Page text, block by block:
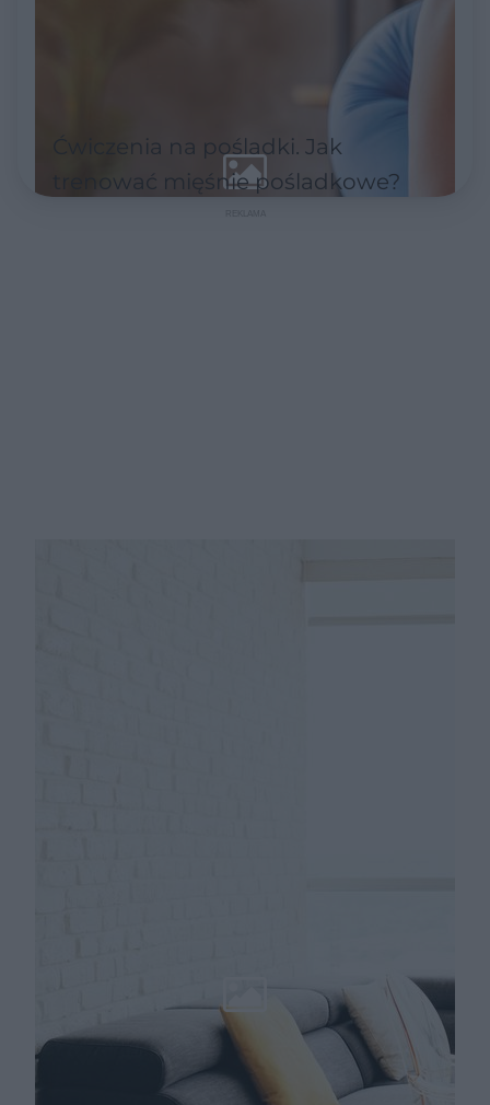
Ćwiczenia na pośladki. Jak
trenować mięśnie pośladkowe?